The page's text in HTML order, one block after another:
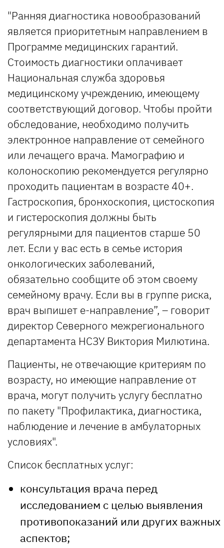
"Ранняя диагностика новообразований
является приоритетным направлением в
Программе медицинских гарантий.
Стоимость диагностики оплачивает
Национальная служба здоровья
медицинскому учреждению, имеющему
соответствующий договор. Чтобы пройти
обследование, необходимо получить
электронное направление от семейного
или лечащего врача. Мамографию и
колоноскопию рекомендуется регулярно
проходить пациентам в возрасте 40+.
Гастроскопия, бронхоскопия, цистоскопия
и гистероскопия должны быть
регулярными для пациентов старше 50
лет. Если у вас есть в семье история
онкологических заболеваний,
обязательно сообщите об этом своему
семейному врачу. Если вы в группе риска,
врач выпишет е-направление”, – говорит
директор Северного межрегионального
департамента НСЗУ Виктория Милютина.
Пациенты, не отвечающие критериям по
возрасту, но имеющие направление от
врача, могут получить услугу бесплатно
по пакету "Профилактика, диагностика,
наблюдение и лечение в амбулаторных
условиях".
Список бесплатных услуг:
консультация врача перед
исследованием с целью выявления
противопоказаний или других важных
аспектов;